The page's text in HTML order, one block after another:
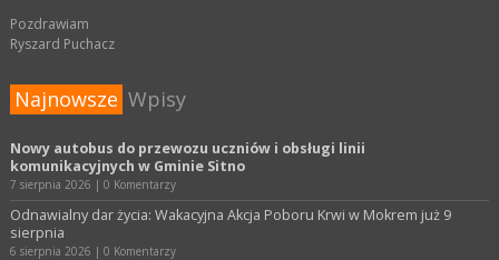
Pozdrawiam
Ryszard Puchacz
Najnowsze Wpisy
Nowy autobus do przewozu uczniów i obsługi linii
komunikacyjnych w Gminie Sitno
7 sierpnia 2026 | 0 Komentarzy
Odnawialny dar życia: Wakacyjna Akcja Poboru Krwi w Mokrem już 9
sierpnia
6 sierpnia 2026 | 0 Komentarzy